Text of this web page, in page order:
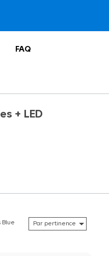
FAQ
+ LED
offerts Dimensions extérieures :
Blue